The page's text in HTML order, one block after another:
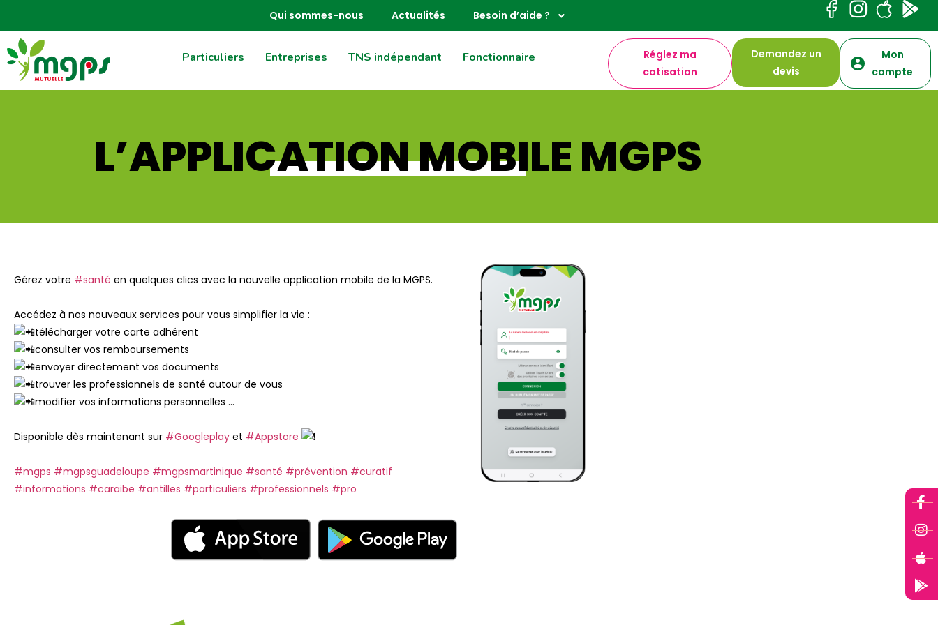
Qui sommes-nous Actualités Besoin d’aide ?
Particuliers Entreprises TNS indépendant Fonctionnaire
Réglez ma
cotisation
Demandez un
devis
Mon
compte
L’APPLICATION MOBILE MGPS
Gérez votre #santé en quelques clics avec la nouvelle application mobile de la MGPS.
Accédez à nos nouveaux services pour vous simplifier la vie :
télécharger votre carte adhérent
consulter vos remboursements
envoyer directement vos documents
trouver les professionnels de santé autour de vous
modifier vos informations personnelles …
Disponible dès maintenant sur #Googleplay et #Appstore
#mgps #mgpsguadeloupe #mgpsmartinique #santé #prévention #curatif
#informations #caraibe #antilles #particuliers #professionnels #pro